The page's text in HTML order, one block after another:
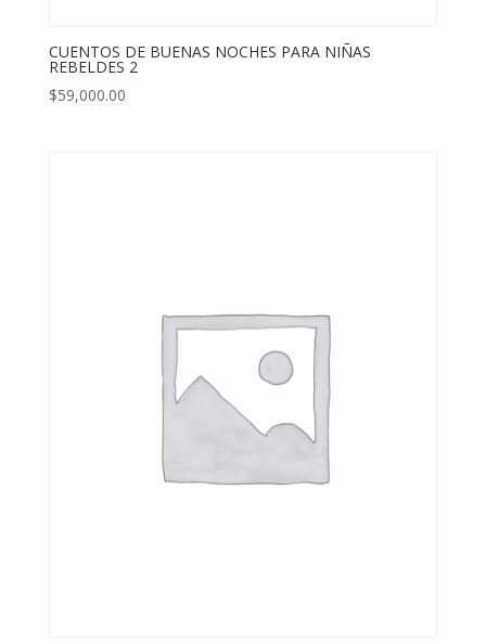
CUENTOS DE BUENAS NOCHES PARA NIÑAS
REBELDES 2
$59,000.00